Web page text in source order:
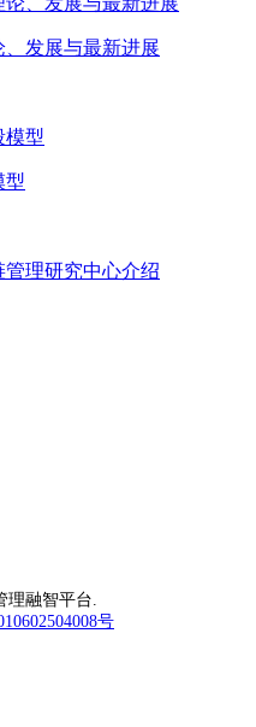
发展与最新进展
型
理研究中心介绍
融智平台.
号